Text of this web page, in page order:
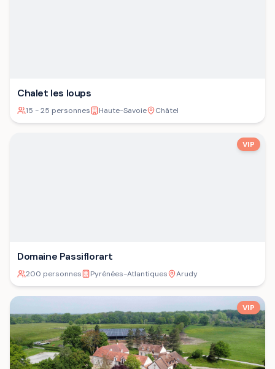
Chalet les loups
15 - 25 personnes Haute-Savoie Châtel
VIP
Domaine Passiflorart
200 personnes Pyrénées-Atlantiques Arudy
VIP